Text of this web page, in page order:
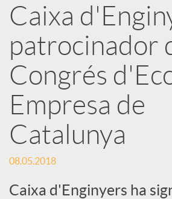
r
x
e
s
S
Caixa
patrocinador
Congrés
Empresa de
Catalunya
08.05.2018
Caixa d'Enginyers ha